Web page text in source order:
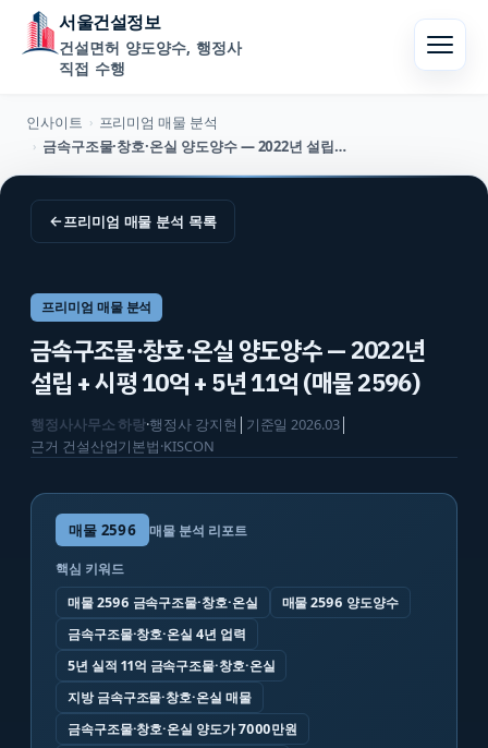
서울건설정보
건설면허 양도양수, 행정사
직접 수행
인사이트 › 프리미엄 매물 분석
› 금속구조물·창호·온실 양도양수 — 2022년 설립 + 시평 10억 + 5년 11억 (매물 2596)
←프리미엄 매물 분석 목록
프리미엄 매물 분석
금속구조물·창호·온실 양도양수 — 2022년
설립 + 시평 10억 + 5년 11억 (매물 2596)
행정사사무소 하랑·행정사 강지현 기준일2026.03│
근거 건설산업기본법·KISCON
매물 2596 매물 분석 리포트
핵심 키워드
매물 2596 금속구조물·창호·온실
매물 2596 양도양수
금속구조물·창호·온실 4년 업력
5년 실적 11억 금속구조물·창호·온실
지방 금속구조물·창호·온실 매물
금속구조물·창호·온실 양도가 7000만원